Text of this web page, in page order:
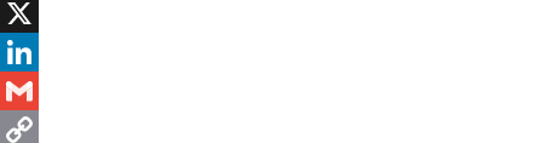
WhatsApp
X
LinkedIn
Gmail